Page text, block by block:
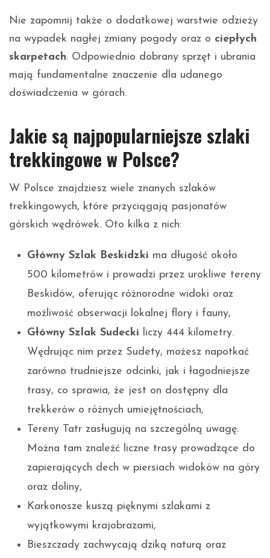
Nie zapomnij także o dodatkowej warstwie odzieży
na wypadek nagłej zmiany pogody oraz o ciepłych
skarpetach. Odpowiednio dobrany sprzęt i ubrania
mają fundamentalne znaczenie dla udanego
doświadczenia w górach.
Jakie są najpopularniejsze szlaki
trekkingowe w Polsce?
W Polsce znajdziesz wiele znanych szlaków
trekkingowych, które przyciągają pasjonatów
górskich wędrówek. Oto kilka z nich:
Główny Szlak Beskidzki ma długość około
500 kilometrów i prowadzi przez urokliwe tereny
Beskidów, oferując różnorodne widoki oraz
możliwość obserwacji lokalnej flory i fauny,
Główny Szlak Sudecki liczy 444 kilometry.
Wędrując nim przez Sudety, możesz napotkać
zarówno trudniejsze odcinki, jak i łagodniejsze
trasy, co sprawia, że jest on dostępny dla
trekkerów o różnych umiejętnościach,
Tereny Tatr zasługują na szczególną uwagę.
Można tam znaleźć liczne trasy prowadzące do
zapierających dech w piersiach widoków na góry
oraz doliny,
Karkonosze kuszą pięknymi szlakami z
wyjątkowymi krajobrazami,
Bieszczady zachwycają dziką naturą oraz